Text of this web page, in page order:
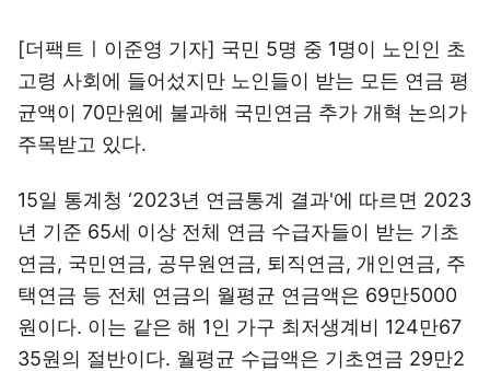
[더팩트ㅣ이준영 기자] 국민 5명 중 1명이 노인인 초
고령 사회에 들어섰지만 노인들이 받는 모든 연금 평
균액이 70만원에 불과해 국민연금 추가 개혁 논의가
주목받고 있다.
15일 통계청 ‘2023년 연금통계 결과'에 따르면 2023
년 기준 65세 이상 전체 연금 수급자들이 받는 기초
연금, 국민연금, 공무원연금, 퇴직연금, 개인연금, 주
택연금 등 전체 연금의 월평균 연금액은 69만5000
원이다. 이는 같은 해 1인 가구 최저생계비 124만67
35원의 절반이다. 월평균 수급액은 기초연금 29만2